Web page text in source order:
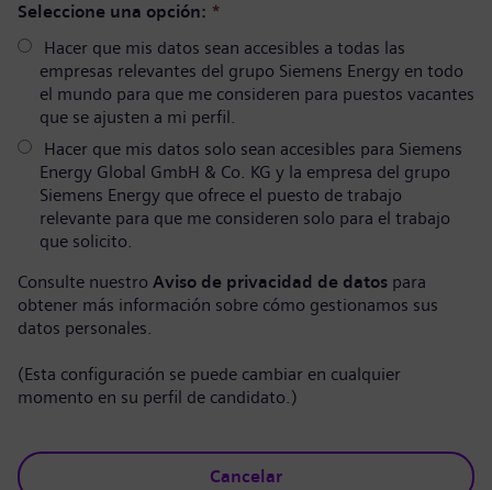
Seleccione una opción: *
Hacer que mis datos sean accesibles a todas las
empresas relevantes del grupo Siemens Energy en todo
el mundo para que me consideren para puestos vacantes
que se ajusten a mi perfil.
Hacer que mis datos solo sean accesibles para Siemens
Energy Global GmbH & Co. KG y la empresa del grupo
Siemens Energy que ofrece el puesto de trabajo
relevante para que me consideren solo para el trabajo
que solicito.
Consulte nuestro Aviso de privacidad de datos para
obtener más información sobre cómo gestionamos sus
datos personales.
(Esta configuración se puede cambiar en cualquier
momento en su perfil de candidato.)
Cancelar